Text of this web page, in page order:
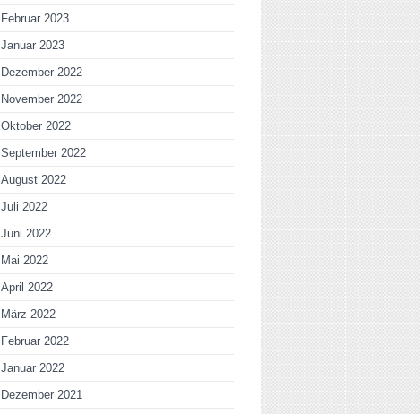
Februar 2023
Januar 2023
Dezember 2022
November 2022
Oktober 2022
September 2022
August 2022
Juli 2022
Juni 2022
Mai 2022
April 2022
März 2022
Februar 2022
Januar 2022
Dezember 2021